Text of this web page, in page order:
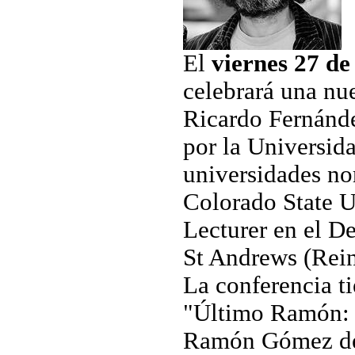
El viernes 27
celebrará una
Ricardo
por la
universidades
Colorado State
Lecturer en el
St Andrews
La conferencia
"Último
Ramón Gómez